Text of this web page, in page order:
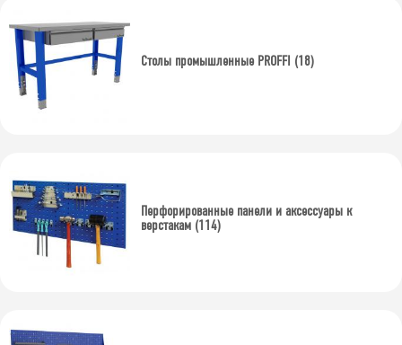
Наличие колёс
без колёс ( стационарный)
на колесах (мобильный)
с дверцей
с дверцей и выдвижным ящиком
с ящиками
5 ящиков
Столы промышленные PROFFI (18)
Перфорированные панели и аксессуары к
верстакам (114)